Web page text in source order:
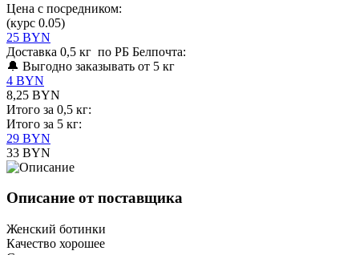
Цена с посредником:
(курс 0.05)
25 BYN
Доставка 0,5 кг по РБ Белпочта:
🔔 Выгодно заказывать от 5 кг
4 BYN
8,25 BYN
Итого за 0,5 кг:
Итого за 5 кг:
29 BYN
33 BYN
Описание от поставщика
Женский ботинки
Качество хорошее